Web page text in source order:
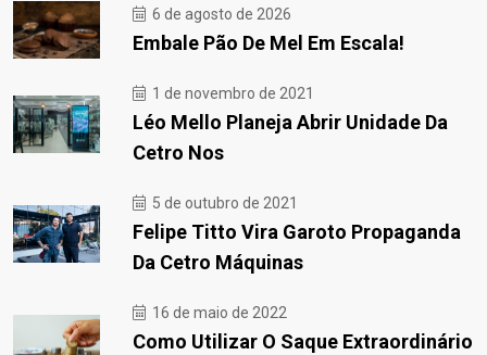
6 de agosto de 2026
Embale Pão De Mel Em Escala!
1 de novembro de 2021
Léo Mello Planeja Abrir Unidade Da
Cetro Nos
5 de outubro de 2021
Felipe Titto Vira Garoto Propaganda
Da Cetro Máquinas
16 de maio de 2022
Como Utilizar O Saque Extraordinário